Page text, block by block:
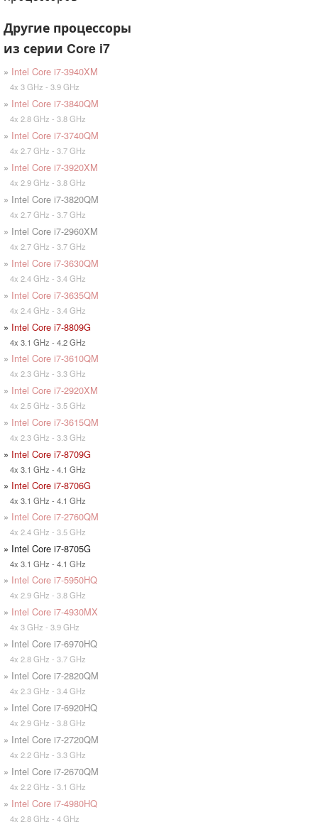
Другие процессоры
из серии Core i7
» Intel Core i7-3940XM
4x 3 GHz - 3.9 GHz
» Intel Core i7-3840QM
4x 2.8 GHz - 3.8 GHz
» Intel Core i7-3740QM
4x 2.7 GHz - 3.7 GHz
» Intel Core i7-3920XM
4x 2.9 GHz - 3.8 GHz
» Intel Core i7-3820QM
4x 2.7 GHz - 3.7 GHz
» Intel Core i7-2960XM
4x 2.7 GHz - 3.7 GHz
» Intel Core i7-3630QM
4x 2.4 GHz - 3.4 GHz
» Intel Core i7-3635QM
4x 2.4 GHz - 3.4 GHz
» Intel Core i7-8809G
4x 3.1 GHz - 4.2 GHz
» Intel Core i7-3610QM
4x 2.3 GHz - 3.3 GHz
» Intel Core i7-2920XM
4x 2.5 GHz - 3.5 GHz
» Intel Core i7-3615QM
4x 2.3 GHz - 3.3 GHz
» Intel Core i7-8709G
4x 3.1 GHz - 4.1 GHz
» Intel Core i7-8706G
4x 3.1 GHz - 4.1 GHz
» Intel Core i7-2760QM
4x 2.4 GHz - 3.5 GHz
» Intel Core i7-8705G
4x 3.1 GHz - 4.1 GHz
» Intel Core i7-5950HQ
4x 2.9 GHz - 3.8 GHz
» Intel Core i7-4930MX
4x 3 GHz - 3.9 GHz
» Intel Core i7-6970HQ
4x 2.8 GHz - 3.7 GHz
» Intel Core i7-2820QM
4x 2.3 GHz - 3.4 GHz
» Intel Core i7-6920HQ
4x 2.9 GHz - 3.8 GHz
» Intel Core i7-2720QM
4x 2.2 GHz - 3.3 GHz
» Intel Core i7-2670QM
4x 2.2 GHz - 3.1 GHz
» Intel Core i7-4980HQ
4x 2.8 GHz - 4 GHz